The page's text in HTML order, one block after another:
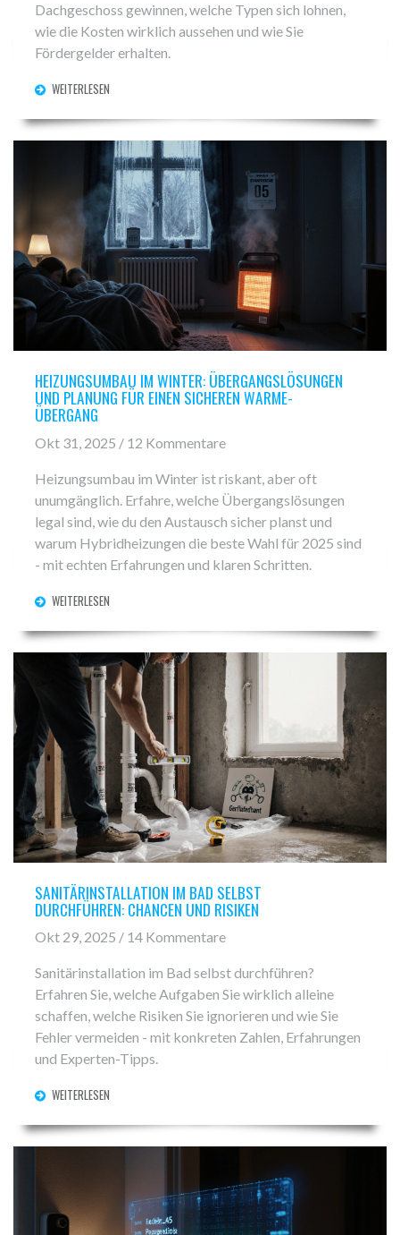
Dachgeschoss gewinnen, welche Typen sich lohnen,
wie die Kosten wirklich aussehen und wie Sie
Fördergelder erhalten.
WEITERLESEN
HEIZUNGSUMBAU IM WINTER: ÜBERGANGSLÖSUNGEN
UND PLANUNG FÜR EINEN SICHEREN WARME-
ÜBERGANG
Okt 31, 2025 / 12 Kommentare
Heizungsumbau im Winter ist riskant, aber oft
unumgänglich. Erfahre, welche Übergangslösungen
legal sind, wie du den Austausch sicher planst und
warum Hybridheizungen die beste Wahl für 2025 sind
- mit echten Erfahrungen und klaren Schritten.
WEITERLESEN
SANITÄRINSTALLATION IM BAD SELBST
DURCHFÜHREN: CHANCEN UND RISIKEN
Okt 29, 2025 / 14 Kommentare
Sanitärinstallation im Bad selbst durchführen?
Erfahren Sie, welche Aufgaben Sie wirklich alleine
schaffen, welche Risiken Sie ignorieren und wie Sie
Fehler vermeiden - mit konkreten Zahlen, Erfahrungen
und Experten-Tipps.
WEITERLESEN